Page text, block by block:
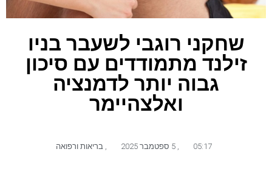
שחקני רוגבי לשעבר בניו
זילנד מתמודדים עם סיכון
גבוה יותר לדמנציה
ואלצהיימר
05:17 5 ספטמבר 2025 בריאות ורפואה